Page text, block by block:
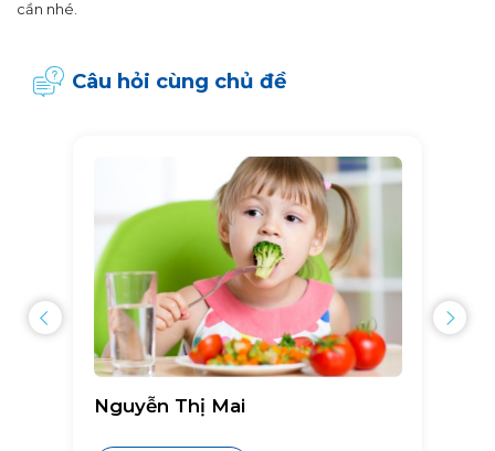
cần nhé.
Câu hỏi cùng chủ đề
Nguyễn Thị Mai